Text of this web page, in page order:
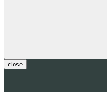
close